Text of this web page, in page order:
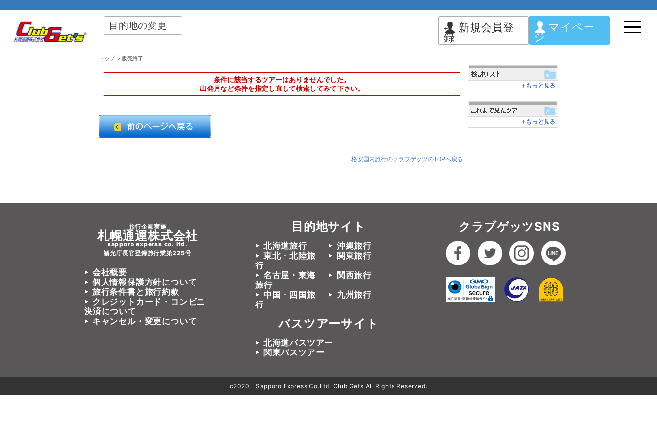
目的地の変更 新規会員登
録
マイペー
ジ
トップ＞販売終了
条件に該当するツアーはありませんでした。
出発月など条件を指定し直して検索してみて下さい。
格安国内旅行のクラブゲッツのTOPへ戻る
＋もっと見る
＋もっと見る
旅行企画実施
札幌通運株式会社
sapporo experss co.,ltd.
観光庁長官登録旅行業第225号
会社概要
個人情報保護方針について
旅行条件書と旅行約款
クレジットカード・コンビニ
決済について
キャンセル・変更について
目的地サイト
北海道旅行
沖縄旅行
東北・北陸旅
行
関東旅行
名古屋・東海
旅行
関西旅行
中国・四国旅
行
九州旅行
バスツアーサイト
北海道バスツアー
関東バスツアー
クラブゲッツSNS
c2020 Sapporo Express Co.Ltd. Club Gets All Rights Reserved.